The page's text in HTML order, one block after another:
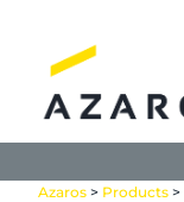
content
Azaros > Products >